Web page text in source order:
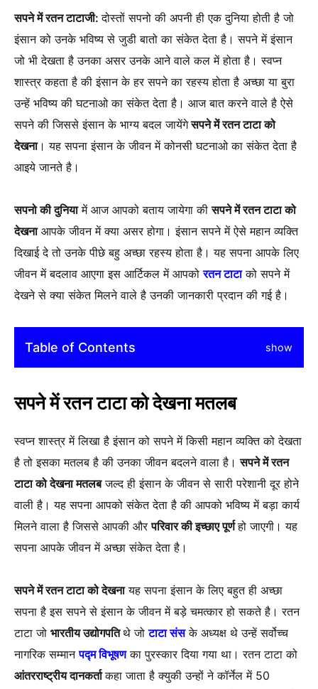
सपने में रतन टाटाजी:दोस्तों सपनो की अपनी ही एक दुनिया होती है जो
इंसान को उनके भविष्य से जुडी बातो का संकेत देता है। सपने में इंसान
जो भी देखता है उनका असर उनके आने वाले कल में होता है। स्वप्न
शास्त्र कहता है की इंसान के हर सपने का रहस्य होता है अच्छा या बुरा
उन्हें भविष्य की घटनाओ का संकेत देता है। आज बात करने वाले है ऐसे
सपने की जिससे इंसान के भाग्य बदल जायेंगेसपने में रतन टाटा को
देखना। यह सपना इंसान के जीवन में कोनसी घटनाओ का संकेत देता है
आइये जानते है।
सपनो की दुनियामें आज आपको बताय जायेगा कीसपने में रतन टाटा को
देखनाआपके जीवन में क्या असर होगा। इंसान सपने में ऐसे महान व्यक्ति
दिखाई दे तो उनके पीछे बहु अच्छा रहस्य होता है। यह सपना आपके लिए
जीवन में बदलाव आएगा इस आर्टिकल में आपकोरतन टाटाको सपने में
देखने से क्या संकेत मिलने वाले है उनकी जानकारी प्रदान की गई है।
Table of Contents show
सपने में रतन टाटा को देखना मतलब
स्वप्न शास्त्र में लिखा है इंसान को सपने में किसी महान व्यक्ति को देखता
है तो इसका मतलब है की उनका जीवन बदलने वाला है।सपने में रतन
टाटा को देखना मतलबजल्द ही इंसान के जीवन से सारी परेशानी दूर होने
वाली है। यह सपना आपको संकेत देता है की आपको भविष्य में बड़ा कार्य
मिलने वाला है जिससे आपकी औरपरिवार की इच्छाए पूर्णहो जाएगी। यह
सपना आपके जीवन में अच्छा संकेत देता है।
सपने में रतन टाटा को देखनायह सपना इंसान के लिए बहुत ही अच्छा
सपना है इस सपने से इंसान के जीवन में बड़े चमत्कार हो सकते है। रतन
टाटा जो भारतीय उद्योगपतिथे जोटाटा संसके अध्यक्ष थे उन्हें सर्वोच्च
नागरिक सम्मानपद्म विभूषणका पुरस्कार दिया गया था। रतन टाटा को
आंतरराष्ट्रीय दानकर्ताकहा जाता है क्युकी उन्हों ने कॉर्नेल में 50